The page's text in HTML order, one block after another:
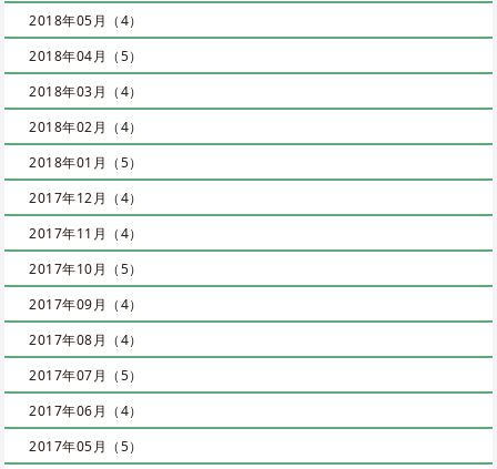
2018年05月（4）
2018年04月（5）
2018年03月（4）
2018年02月（4）
2018年01月（5）
2017年12月（4）
2017年11月（4）
2017年10月（5）
2017年09月（4）
2017年08月（4）
2017年07月（5）
2017年06月（4）
2017年05月（5）